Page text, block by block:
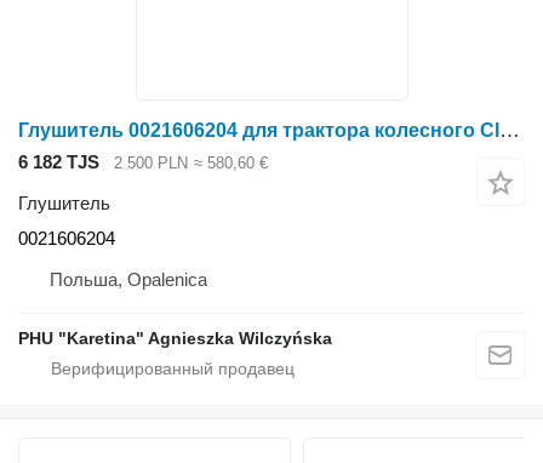
Глушитель 0021606204 для трактора колесного Claas Arion 530
6 182 TJS 2 500 PLN ≈ 580,60 €
Глушитель
0021606204
Польша, Opalenica
PHU "Karetina" Agnieszka Wilczyńska